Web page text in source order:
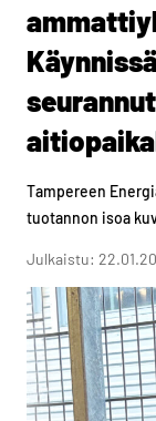
Tampereen
tuotannon isoa
Julkaistu: